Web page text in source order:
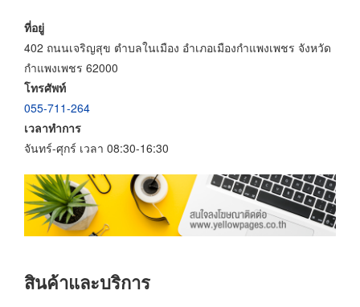
ที่อยู่
402 ถนนเจริญสุข ตำบลในเมือง อำเภอเมืองกำแพงเพชร จังหวัด
กำแพงเพชร 62000
โทรศัพท์
055-711-264
เวลาทำการ
จันทร์-ศุกร์ เวลา 08:30-16:30
สินค้าและบริการ